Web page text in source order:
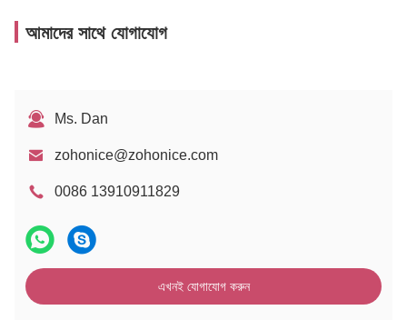
আমাদের সাথে যোগাযোগ
Ms. Dan
zohonice@zohonice.com
0086 13910911829
এখনই যোগাযোগ করুন